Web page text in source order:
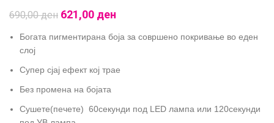
690,00ден 621,00 ден
Богата пигментирана боја за совршено покривање во еден
слој
Супер сјај ефект кој трае
Без промена на бојата
Сушете(печете) 60секунди под LED лампа или 120секунди